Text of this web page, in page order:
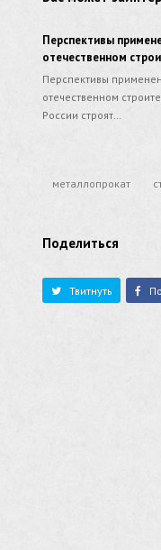
Перспективы
отечественном
Перспективы
отечественном
России строят…
металлопрокат
Поделиться
Твитнуть